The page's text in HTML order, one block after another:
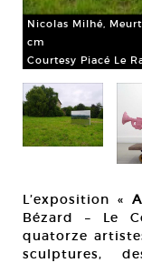
Nicolas Milhé,
cm
Courtesy Piacé Le
L’exposition «
Bézard – Le
quatorze
sculptures,